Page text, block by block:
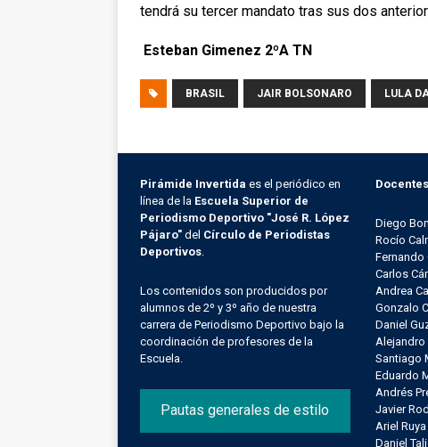
tendrá su tercer mandato tras sus dos
Esteban Gimenez 2ºA TN
BRASIL JAIR BOLSONARO LULA
Pirámide Invertida es el periódico en
línea de la Escuela Superior de
Periodismo Deportivo "José R. López
Pájaro" del Círculo de Periodistas
Deportivos
Los contenidos son producidos por
alumnos de 2º y 3º año de nuestra
carrera de Periodismo Deportivo bajo la
coordinación de profesores de la
Escuela.
Pautas generales de estilo
Docentes
Diego
Rocío
Fernando
Carlos
Andrea
Gonzalo
Daniel
Santiago
Eduardo
Andrés
Javier
Ariel Ruya
Daniel